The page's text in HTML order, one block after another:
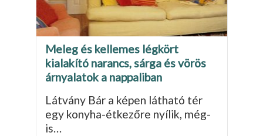
Meleg és kellemes légkört
kialakító narancs, sárga és vörös
árnyalatok a nappaliban
Látvány Bár a képen látható tér
egy konyha-étkezőre nyílik, még­
is…